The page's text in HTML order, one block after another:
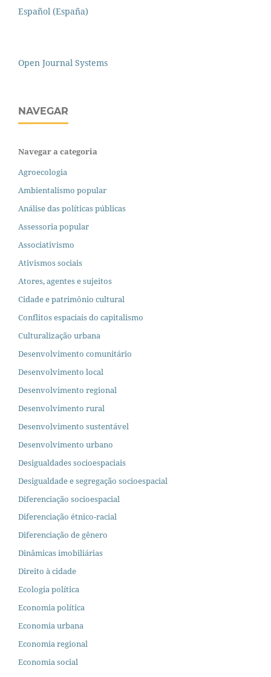
Español (España)
Open Journal Systems
NAVEGAR
Navegar a categoria
Agroecologia
Ambientalismo popular
Análise das políticas públicas
Assessoria popular
Associativismo
Ativismos sociais
Atores, agentes e sujeitos
Cidade e patrimônio cultural
Conflitos espaciais do capitalismo
Culturalização urbana
Desenvolvimento comunitário
Desenvolvimento local
Desenvolvimento regional
Desenvolvimento rural
Desenvolvimento sustentável
Desenvolvimento urbano
Desigualdades socioespaciais
Desigualdade e segregação socioespacial
Diferenciação socioespacial
Diferenciação étnico-racial
Diferenciação de gênero
Dinâmicas imobiliárias
Direito à cidade
Ecologia política
Economia política
Economia urbana
Economia regional
Economia social